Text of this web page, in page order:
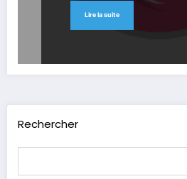
Lire la suite
Rechercher